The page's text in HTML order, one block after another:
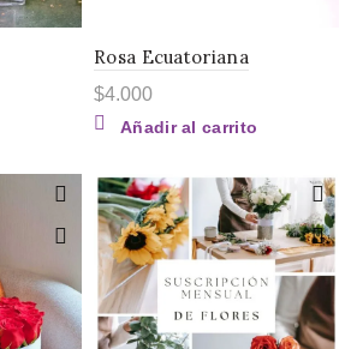
Rosa Ecuatoriana
$4.000
Añadir al carrito